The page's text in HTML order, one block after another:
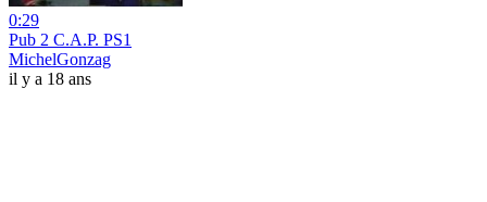
0:29
Pub 2 C.A.P. PS1
MichelGonzag
il y a 18 ans